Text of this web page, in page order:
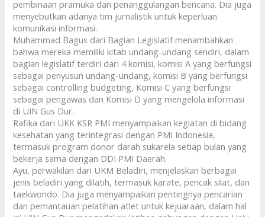
pembinaan pramuka dan penanggulangan bencana. Dia juga
menyebutkan adanya tim jurnalistik untuk keperluan
komunikasi informasi.
Muhammad Bagus dari Bagian Legislatif menambahkan
bahwa mereka memiliki kitab undang-undang sendiri, dalam
bagian legislatif terdiri dari 4 komisi, komisi A yang berfungsi
sebagai penyusun undang-undang, komisi B yang berfungsi
sebagai controlling budgeting, Komisi C yang berfungsi
sebagai pengawas dan Komisi D yang mengelola informasi
di UIN Gus Dur.
Rafika dari UKK KSR PMI menyampaikan kegiatan di bidang
kesehatan yang terintegrasi dengan PMI Indonesia,
termasuk program donor darah sukarela setiap bulan yang
bekerja sama dengan DDI PMI Daerah.
Ayu, perwakilan dari UKM Beladiri, menjelaskan berbagai
jenis beladiri yang dilatih, termasuk karate, pencak silat, dan
taekwondo. Dia juga menyampaikan pentingnya pencarian
dan pemantauan pelatihan atlet untuk kejuaraan, dalam hal